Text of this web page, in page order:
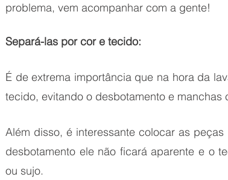
problema, vem acompanhar com a gente!
Separá-las por cor e tecido:
É de extrema importância que na hora da
tecido, evitando o desbotamento e manchas
Além disso, é interessante colocar as
desbotamento ele não ficará aparente e o
ou sujo.